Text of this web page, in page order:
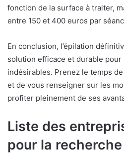
fonction de la surface à traiter,
entre 150 et 400 euros par
En conclusion, l’épilation
solution efficace et durable
indésirables. Prenez le temps
et de vous renseigner sur les
profiter pleinement de ses
Liste des
pour la